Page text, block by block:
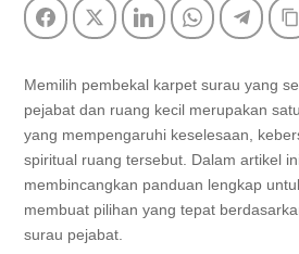
FacebookTwitter LinkedInWhatsApp
Memilih pembekal karpet surau yang
pejabat dan ruang kecil merupakan
yang mempengaruhi keselesaan,
spiritual ruang tersebut. Dalam artikel
membincangkan panduan lengkap
membuat pilihan yang tepat
surau pejabat.